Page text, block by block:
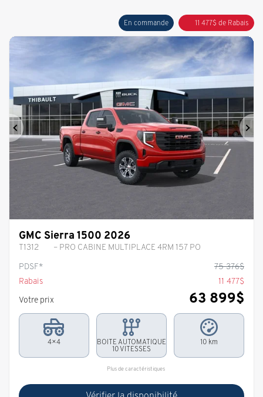
En commande 11 477$ de Rabais
Précédent
GMC Sierra 1500 2026
T1312
– PRO CABINE MULTIPLACE 4RM 157 PO
PDSF*
75 376$
Rabais
11 477$
Votre prix
63 899$
4×4
BOITE AUTOMATIQUE
10 VITESSES
10 km
Plus de caractéristiques